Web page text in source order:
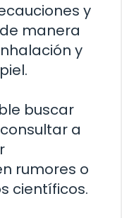
y
manera
y
buscar
a
rumores o
científicos.